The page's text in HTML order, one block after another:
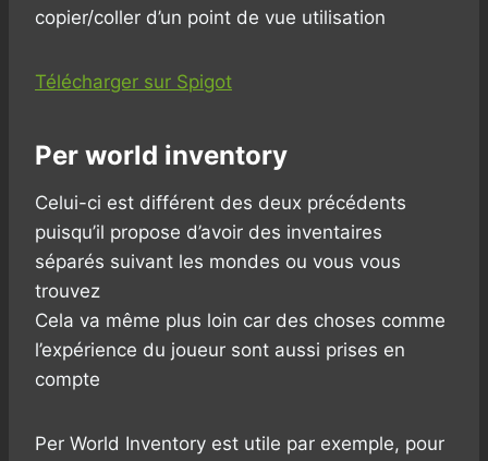
copier/coller d’un point de vue utilisation
Télécharger sur Spigot
Per world inventory
Celui-ci est différent des deux précédents
puisqu’il propose d’avoir des inventaires
séparés suivant les mondes ou vous vous
trouvez
Cela va même plus loin car des choses comme
l’expérience du joueur sont aussi prises en
compte
Per World Inventory est utile par exemple, pour